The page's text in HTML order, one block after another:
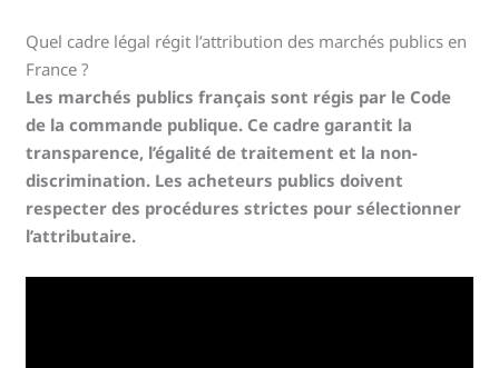
Quel cadre légal régit l’attribution des marchés publics en
France ?
Les marchés publics français sont régis par le Code
de la commande publique. Ce cadre garantit la
transparence, l’égalité de traitement et la non-
discrimination. Les acheteurs publics doivent
respecter des procédures strictes pour sélectionner
l’attributaire.